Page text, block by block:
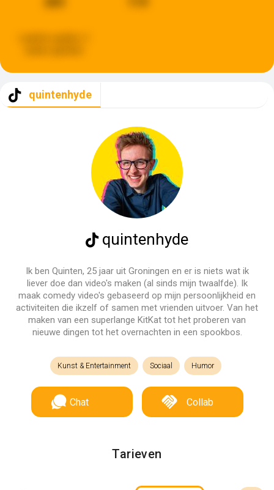
quintenhyde
quintenhyde
Ik ben Quinten, 25 jaar uit Groningen en er is niets wat ik
liever doe dan video's maken (al sinds mijn twaalfde). Ik
maak comedy video's gebaseerd op mijn persoonlijkheid en
activiteiten die ikzelf of samen met vrienden uitvoer. Van het
maken van een superlange KitKat tot het proberen van
nieuwe dingen tot het overnachten in een spookbos.
Kunst & Entertainment Sociaal Humor
Chat Collab
Tarieven